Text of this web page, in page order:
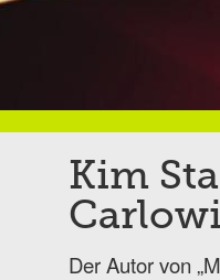
Kim
Der Autor von